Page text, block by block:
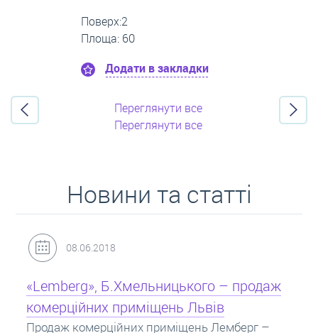
Поверх:7
Площа: 56
Додати в закладки
Переглянути все
Переглянути все
Новини та статті
31.05.2018
Кредит під заставу нерухомості: іпотека
Іпотека на квартиру – кредит на житло під
заставу нерухомості. Купити в іпотеку – що